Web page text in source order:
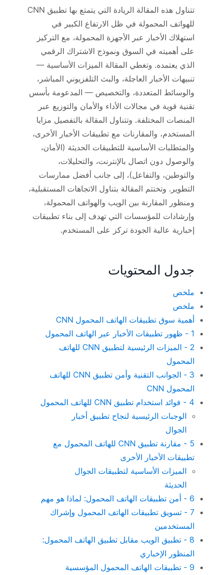
تتناول هذه المقالة الريادة التي يتمتع بها تطبيق CNN
للهواتف المحمولة في ظل الارتفاع الكبير في
استهلاك الأخبار عبر الأجهزة المحمولة، مع التركيز
على أهميته في السوق ونموذج الاشتراك الرقمي
الذي يعتمده. وتغطي المقالة الميزات الأساسية —
تنبيهات الأخبار العاجلة، والبث التلفزيوني المباشر،
والوسائط المتعددة، والتخصيص — المدعومة بأسس
تقنية قوية في مجالات الأداء والأمان والتوزيع عبر
المنصات المختلفة. وتتناول المقالة بالتفصيل مزايا
المستخدم، والمقارنات مع تطبيقات الأخبار الأخرى،
والمتطلبات الأساسية للتطبيقات الحديثة (الأمان،
والوصول دون اتصال بالإنترنت، والتحليلات،
والتوطين، والتفاعل)، إلى جانب أفضل ممارسات
التطوير. وتختتم المقالة بتناول الاتجاهات المستقبلية،
ومنظور المقارنة بين الويب والهواتف المحمولة،
وإرشادات للمؤسسات التي تهدف إلى بناء تطبيقات
إخبارية عالية الجودة تركز على المستخدم.
جدول المحتويات
ملخص
ملخص
أهمية سوق تطبيقات الهاتف المحمول CNN
1 - ظهور تطبيقات الأخبار عبر الهاتف المحمول
2 - الميزات الرئيسية لتطبيق CNN للهاتف
المحمول
3 - الجوانب التقنية وأمن تطبيق CNN للهاتف
المحمول CNN
4 - فوائد استخدام تطبيق CNN للهاتف المحمول
الوجبات الرئيسية لنجاح تطبيق أخبار
الجوال
5 - مقارنة تطبيق CNN للهاتف المحمول مع
تطبيقات الأخبار الأخرى
الميزات الأساسية لتطبيقات الجوال
الحديثة
6 - أمن تطبيقات الهاتف المحمول: لماذا هو مهم
7 - تسويق تطبيقات الهاتف المحمول وإشراك
المستخدمين
8 - تطبيق الويب مقابل تطبيق الهاتف المحمول:
المنظور الإخباري
9 - تطبيقات الهاتف المحمول المؤسسية